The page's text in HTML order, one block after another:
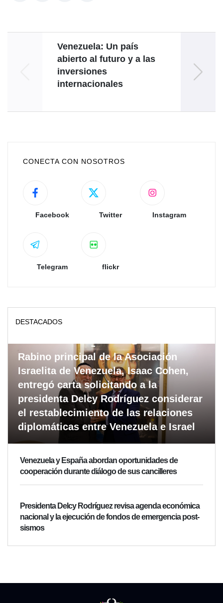
Venezuela: Un país
abierto al futuro y a las
inversiones
internacionales
CONECTA CON NOSOTROS
Facebook Twitter Instagram
Telegram flickr
DESTACADOS
Rabino principal de la Asociación
Israelita de Venezuela, Isaac Cohen,
entregó carta solicitando a la
presidenta Delcy Rodríguez considerar
el restablecimiento de las relaciones
diplomáticas entre Venezuela e Israel
Venezuela y España abordan oportunidades de
cooperación durante diálogo de sus cancilleres
Presidenta Delcy Rodríguez revisa agenda económica
nacional y la ejecución de fondos de emergencia post-
sismos